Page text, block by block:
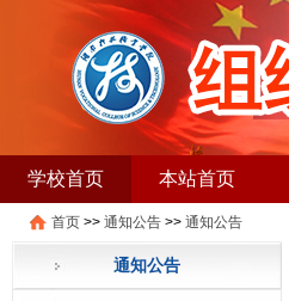
学校首页 本站首页
公开招聘 办事流程
首页 >> 通知公告 >> 通知公告
通知公告